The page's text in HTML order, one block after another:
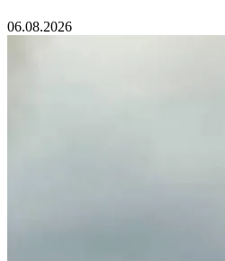
06.08.2026